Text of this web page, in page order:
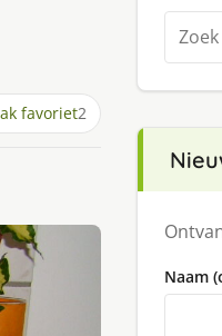
favoriet2
Zoeken
naar:
Naam